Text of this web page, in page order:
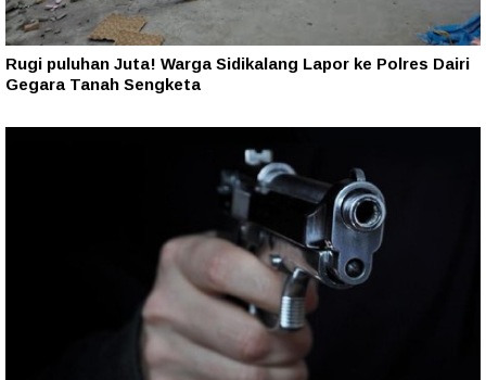
Rugi puluhan Juta! Warga Sidikalang Lapor ke Polres Dairi
Gegara Tanah Sengketa